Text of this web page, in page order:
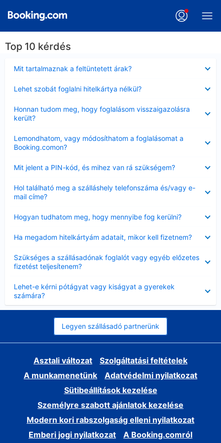
Top 10 kérdés
Mit tartalmaznak a feltüntetett árak?
Lehet szobát foglalni hitelkártya nélkül?
Honnan tudom meg, hogy foglalásom visszaigazolásra
került?
Lemondhatom, vagy módosíthatom a foglalásomat a
Booking.comon?
Mit jelent a PIN-kód, és mihez van rá szükségem?
Hol található meg a szálláshely telefonszáma és/vagy e-
mail címe?
Hogyan tudhatom meg, hogy mennyibe fog kerülni?
Ha megadom hitelkártyám adatait, mikor kell fizetnem?
Szükséges a szállásadónak foglalót vagy egyéb előzetes
fizetést teljesítenem?
Lehet-e kérni pótágyat vagy kiságyat a gyerekek
számára?
Legyen szállásadó partnerünk
Asztali változat
Szolgáltatási feltételek
A munkamenetünk
Adatvédelmi nyilatkozat
Sütibeállítások kezelése
Személyre szabott ajánlatok kezelése
Modern kori rabszolgaság elleni nyilatkozat
Emberi jogi nyilatkozat
A Booking.comról